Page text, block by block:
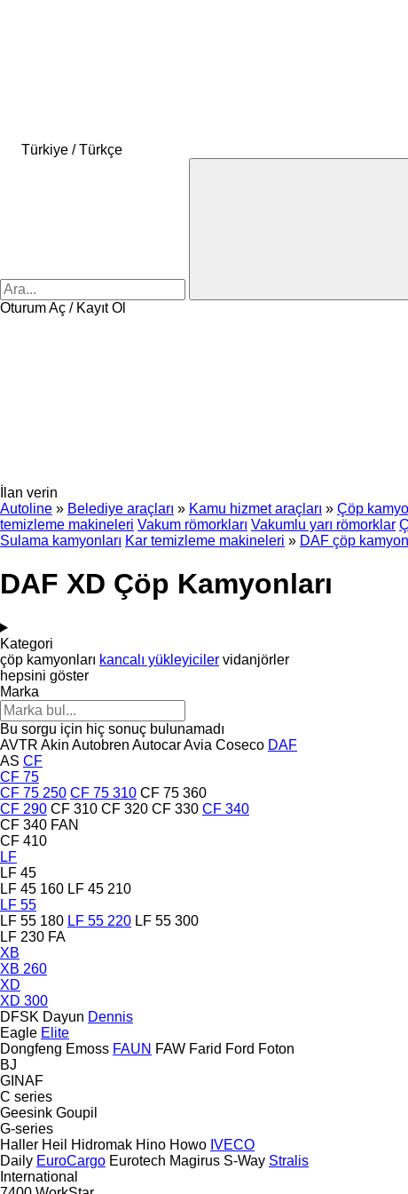
Türkiye / Türkçe
Oturum Aç / Kayıt Ol
İlan verin
Autoline » Belediye araçları » Kamu hizmet araçları » Çöp
temizleme makineleri Vakum römorkları Vakumlu yarı römorklar
Sulama kamyonları Kar temizleme makineleri » DAF çöp
DAF XD Çöp Kamyonları
Kategori
çöp kamyonları kancalı yükleyiciler vidanjörler
hepsini göster
Marka
Bu sorgu için hiç sonuç bulunamadı
AVTR Akin Autobren AutocarAvia Coseco DAF
AS CF
CF 75
CF 75 250 CF 75 310 CF 75 360
CF 290 CF 310 CF 320 CF 330 CF 340
CF 340 FAN
CF 410
LF
LF 45
LF 45 160 LF 45 210
LF 55
LF 55 180 LF 55 220 LF 55 300
LF 230 FA
XB
XB 260
XD
XD 300
DFSK Dayun Dennis
Eagle Elite
Dongfeng Emoss FAUN FAW Farid Ford Foton
BJ
GINAF
C series
Geesink Goupil
G-series
Haller Heil Hidromak Hino Howo IVECO
Daily EuroCargo Eurotech Magirus S-Way Stralis
International